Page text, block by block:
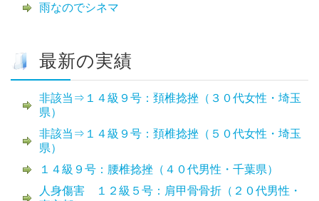
雨なのでシネマ
最新の実績
非該当⇒１４級９号：頚椎捻挫（３０代女性・埼玉
県）
非該当⇒１４級９号：頚椎捻挫（５０代女性・埼玉
県）
１４級９号：腰椎捻挫（４０代男性・千葉県）
人身傷害 １２級５号：肩甲骨骨折（２０代男性・